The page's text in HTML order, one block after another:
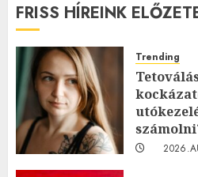
FRISS HÍREINK
Trending